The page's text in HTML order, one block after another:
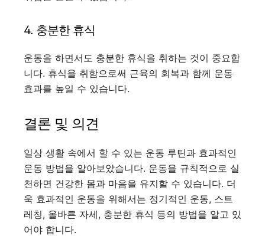
4. 충분한 휴식
운동을 하면서도 충분한 휴식을 취하는 것이 중요합
니다. 휴식을 취함으로써 근육의 회복과 함께 운동
효과를 높일 수 있습니다.
결론 및 의견
일상 생활 속에서 할 수 있는 운동 루틴과 효과적인
운동 방법을 알아보았습니다. 운동을 규칙적으로 실
천하면 건강한 몸과 마음을 유지할 수 있습니다. 더
욱 효과적인 운동을 위해서는 정기적인 운동, 스트
레칭, 올바른 자세, 충분한 휴식 등의 방법을 알고 있
어야 합니다.